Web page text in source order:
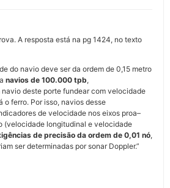
A resposta está na pg 1424, no texto
do navio deve ser da ordem de 0,15 metro
navios de 100.000 tpb,
navio deste porte fundear com velocidade
o ferro. Por isso, navios desse
de velocidade nos eixos proa–
(velocidade longitudinal e velocidade
de precisão da ordem de 0,01 nó,
ser determinadas por sonar Doppler.”